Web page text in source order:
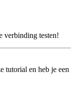
verbinding testen!
tutorial en heb je een